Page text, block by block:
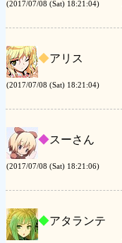
(2017/07/08 (Sat) 18:21:04)
◆アリス
(2017/07/08 (Sat) 18:21:04)
◆スーさん
(2017/07/08 (Sat) 18:21:06)
◆アタランテ